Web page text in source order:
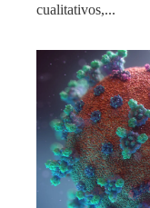
cualitativos,...